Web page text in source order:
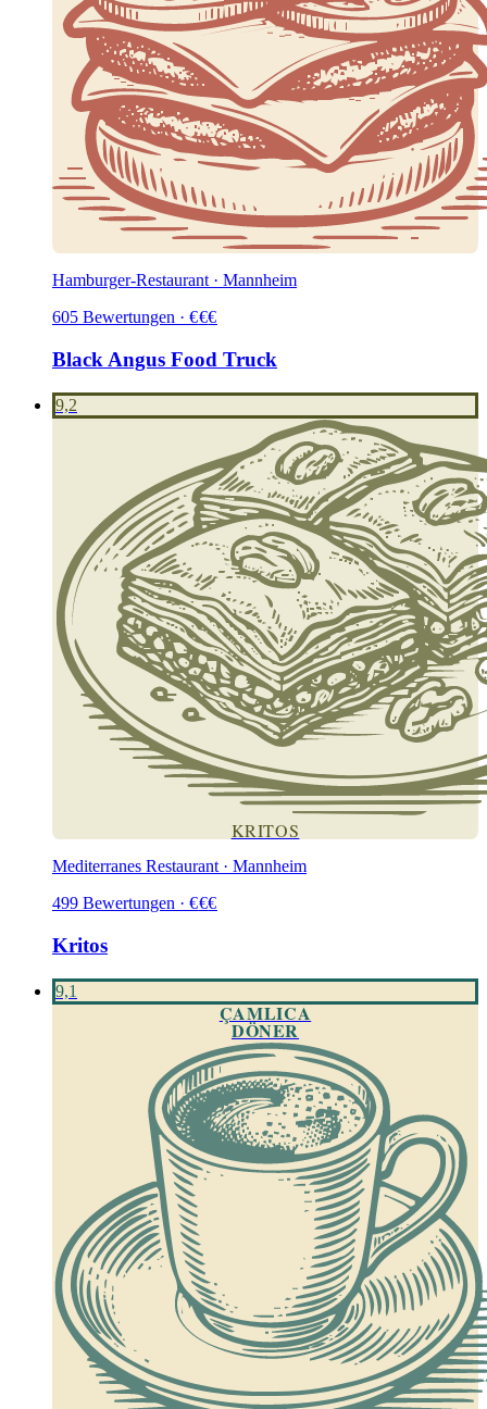
Hamburger-Restaurant · Mannheim
605 Bewertungen · €€€
Black Angus Food Truck
9,2
KRITOS
Mediterranes Restaurant · Mannheim
499 Bewertungen · €€€
Kritos
9,1
ÇAMLICA
DÖNER